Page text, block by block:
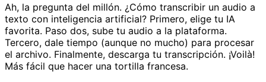
Ah, la pregunta del millón. ¿Cómo transcribir un audio a
texto con inteligencia artificial? Primero, elige tu IA
favorita. Paso dos, sube tu audio a la plataforma.
Tercero, dale tiempo (aunque no mucho) para procesar
el archivo. Finalmente, descarga tu transcripción. ¡Voilà!
Más fácil que hacer una tortilla francesa.